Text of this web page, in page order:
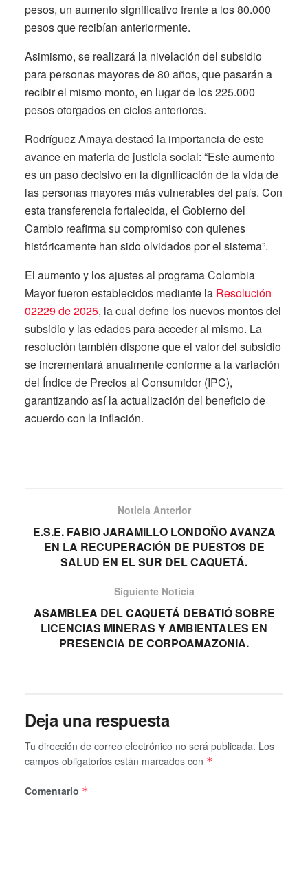
pesos, un aumento significativo frente a los 80.000
pesos que recibían anteriormente.
Asimismo, se realizará la nivelación del subsidio
para personas mayores de 80 años, que pasarán a
recibir el mismo monto, en lugar de los 225.000
pesos otorgados en ciclos anteriores.
Rodríguez Amaya destacó la importancia de este
avance en materia de justicia social: “Este aumento
es un paso decisivo en la dignificación de la vida de
las personas mayores más vulnerables del país. Con
esta transferencia fortalecida, el Gobierno del
Cambio reafirma su compromiso con quienes
históricamente han sido olvidados por el sistema”.
El aumento y los ajustes al programa Colombia
Mayor fueron establecidos mediante la Resolución
02229 de 2025, la cual define los nuevos montos del
subsidio y las edades para acceder al mismo. La
resolución también dispone que el valor del subsidio
se incrementará anualmente conforme a la variación
del Índice de Precios al Consumidor (IPC),
garantizando así la actualización del beneficio de
acuerdo con la inflación.
Noticia Anterior
E.S.E. FABIO JARAMILLO LONDOÑO AVANZA
EN LA RECUPERACIÓN DE PUESTOS DE
SALUD EN EL SUR DEL CAQUETÁ.
Siguiente Noticia
ASAMBLEA DEL CAQUETÁ DEBATIÓ SOBRE
LICENCIAS MINERAS Y AMBIENTALES EN
PRESENCIA DE CORPOAMAZONIA.
Deja una respuesta
Tu dirección de correo electrónico no será publicada. Los
campos obligatorios están marcados con *
Comentario *